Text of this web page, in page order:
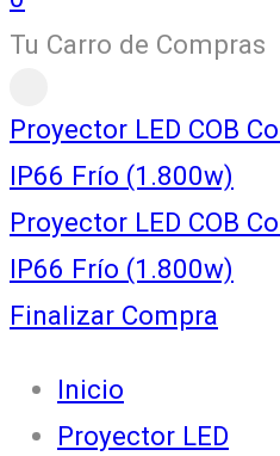
Tu Carro de Compras
Proyector LED COB
IP66 Frío (1.800w)
Proyector LED COB
IP66 Frío (1.800w)
Finalizar Compra
Inicio
Proyector LED